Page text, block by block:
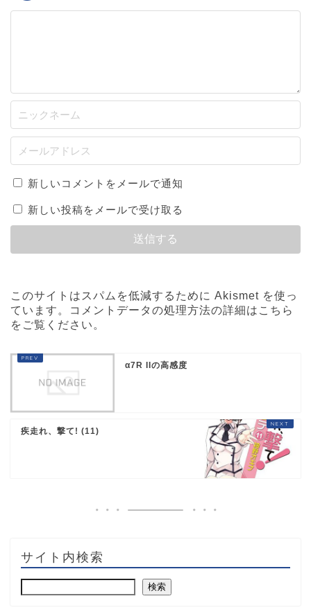
新しいコメントをメールで通知
新しい投稿をメールで受け取る
このサイトはスパムを低減するために Akismet を使っ
ています。
コメントデータの処理方法の詳細はこちら
をご覧ください 。
α7R IIの高感度
疾走れ、撃て! (11)
サイト内検索
検索